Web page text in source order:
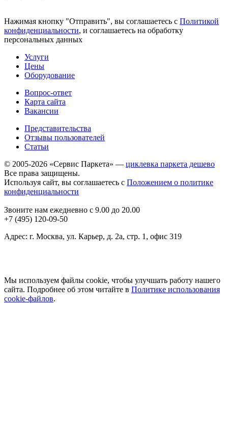
Нажимая кнопку "Отправить", вы соглашаетесь с Политикой
конфиденциальности, и соглашаетесь на обработку
персональных данных
Услуги
Цены
Оборудование
Вопрос-ответ
Карта сайта
Вакансии
Представительства
Отзывы пользователей
Статьи
© 2005-2026 «Сервис Паркета» — циклевка паркета дешево
Все права защищены.
Используя сайт, вы соглашаетесь с Положением о политике
конфиденциальности
Звоните нам ежедневно с 9.00 до 20.00
+7 (495) 120-09-50
Адрес: г. Москва, ул. Карьер, д. 2а, стр. 1, офис 319
Мы используем файлы cookie, чтобы улучшать работу нашего
сайта. Подробнее об этом читайте в Политике использования
cookie-файлов.